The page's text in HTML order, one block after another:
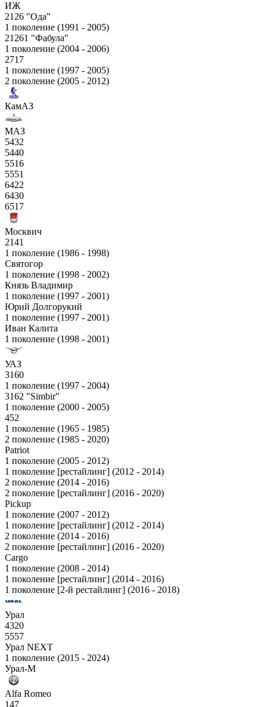
ИЖ
2126 "Ода"
1 поколение (1991 - 2005)
21261 "Фабула"
1 поколение (2004 - 2006)
2717
1 поколение (1997 - 2005)
2 поколение (2005 - 2012)
КамАЗ
МАЗ
5432
5440
5516
5551
6422
6430
6517
Москвич
2141
1 поколение (1986 - 1998)
Святогор
1 поколение (1998 - 2002)
Князь Владимир
1 поколение (1997 - 2001)
Юрий Долгорукий
1 поколение (1997 - 2001)
Иван Калита
1 поколение (1998 - 2001)
УАЗ
3160
1 поколение (1997 - 2004)
3162 "Simbir"
1 поколение (2000 - 2005)
452
1 поколение (1965 - 1985)
2 поколение (1985 - 2020)
Patriot
1 поколение (2005 - 2012)
1 поколение [рестайлинг] (2012 - 2014)
2 поколение (2014 - 2016)
2 поколение [рестайлинг] (2016 - 2020)
Pickup
1 поколение (2007 - 2012)
1 поколение [рестайлинг] (2012 - 2014)
2 поколение (2014 - 2016)
2 поколение [рестайлинг] (2016 - 2020)
Cargo
1 поколение (2008 - 2014)
1 поколение [рестайлинг] (2014 - 2016)
1 поколение [2-й рестайлинг] (2016 - 2018)
Урал
4320
5557
Урал NEXT
1 поколение (2015 - 2024)
Урал-М
Alfa Romeo
147